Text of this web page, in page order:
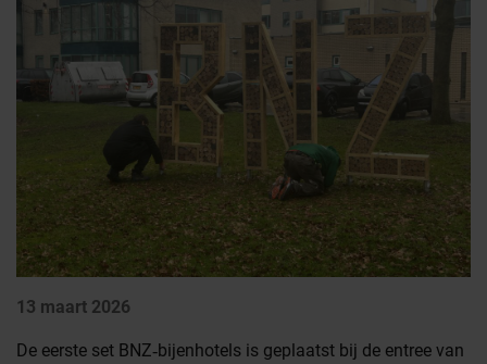
13 maart 2026
De eerste set BNZ‑bijenhotels is geplaatst bij de entree van
BNZ KVO
Noodkaart
AED
Veilig bedrijventerrein
Contact